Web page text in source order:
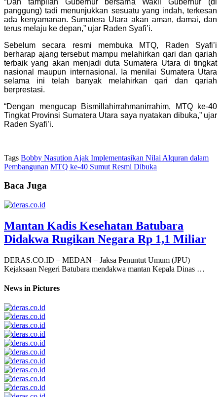
panggung) tadi menunjukkan sesuatu yang indah, terkesan
ada kenyamanan. Sumatera Utara akan aman, damai, dan
terus melaju ke depan,” ujar Raden Syafi’i.
Sebelum secara resmi membuka MTQ, Raden Syafi’i
berharap ajang tersebut mampu melahirkan qari dan qariah
terbaik yang akan menjadi duta Sumatera Utara di tingkat
nasional maupun internasional. Ia menilai Sumatera Utara
selama ini telah banyak melahirkan qari dan qariah
berprestasi.
“Dengan mengucap Bismillahirrahmanirrahim, MTQ ke-40
Tingkat Provinsi Sumatera Utara saya nyatakan dibuka,” ujar
Raden Syafi’i.
Tags Bobby Nasution Ajak Implementasikan Nilai Alquran dalam
Pembangunan MTQ ke-40 Sumut Resmi Dibuka
Baca Juga
Mantan Kadis Kesehatan Batubara
Didakwa Rugikan Negara Rp 1,1 Miliar
DERAS.CO.ID – MEDAN – Jaksa Penuntut Umum (JPU)
Kejaksaan Negeri Batubara mendakwa mantan Kepala Dinas …
News in Pictures